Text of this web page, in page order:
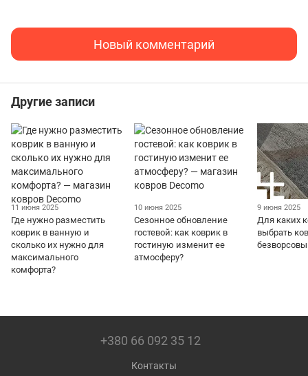
Новый комментарий
Другие записи
11 июня 2025
Где нужно разместить
коврик в ванную и
сколько их нужно для
максимального
комфорта?
10 июня 2025
Сезонное обновление
гостевой: как коврик в
гостиную изменит ее
атмосферу?
9 июня 2025
Для каких
выбрать
+380 66 092 35 12
Контакты